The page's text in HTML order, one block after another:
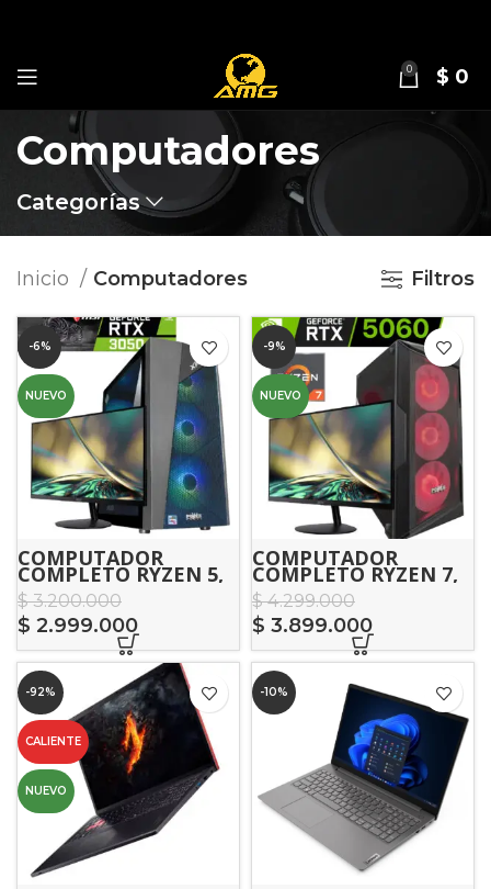
0 $ 0
Computadores
Categorías
Inicio Computadores Filtros
-6%
NUEVO
COMPUTADOR
COMPLETO RYZEN 5,
RTX 3050
$3.200.000
$ 2.999.000
-9%
NUEVO
COMPUTADOR
COMPLETO RYZEN 7,
RTX 5060
$4.299.000
$ 3.899.000
-92%
CALIENTE
NUEVO
-10%